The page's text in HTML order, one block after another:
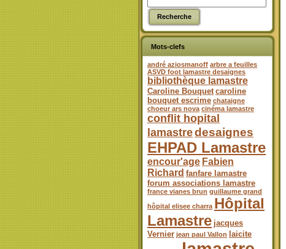
Mots-clefs
andré aziosmanoff arbre a feuilles
ASVD foot lamastre desaignes
bibliothèque lamastre
Caroline Bouquet caroline
bouquet escrime chataigne
choeur ars nova cinéma lamastre
conflit hopital
lamastredesaignes
EHPAD Lamastre
encour'age Fabien
Richard fanfare lamastre
forum associations lamastre
france vianes brun guillaume grand
hôpital elisee charra Hôpital
Lamastre jacques
Vernier jean paul Vallon
laicite